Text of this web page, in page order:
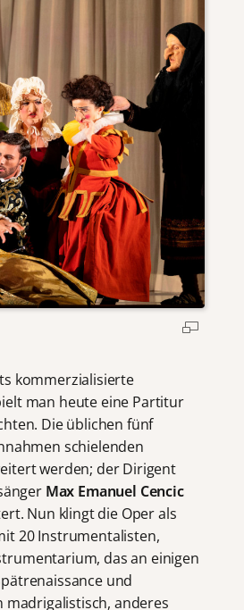
kommerzialisierte
man heute eine Partitur
Die üblichen fünf
schielenden
werden; der Dirigent
Max Emanuel Cencic
Nun klingt die Oper als
20 Instrumentalisten,
das an einigen
und
madrigalistisch, anderes